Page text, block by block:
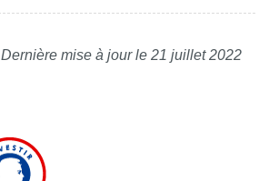
Dernière mise à jour le 21 juillet 2022